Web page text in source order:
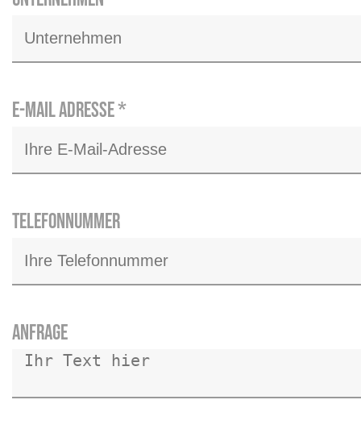
E-Mail Adresse*
Telefonnummer
Anfrage